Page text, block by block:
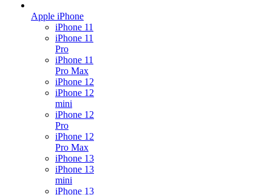
Apple iPhone
iPhone 11
iPhone 11
Pro
iPhone 11
Pro Max
iPhone 12
iPhone 12
mini
iPhone 12
Pro
iPhone 12
Pro Max
iPhone 13
iPhone 13
mini
iPhone 13